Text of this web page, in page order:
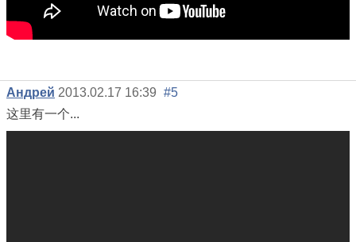
Андрей 2013.02.17 16:39 #5
这里有一个...